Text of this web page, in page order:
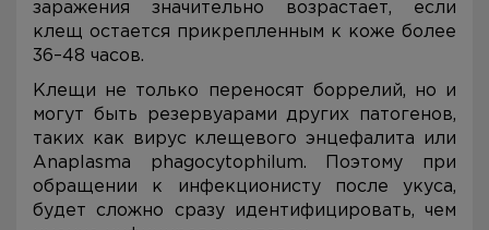
заражения значительно возрастает, если
клещ остается прикрепленным к коже более
36–48 часов.
Клещи не только переносят боррелий, но и
могут быть резервуарами других патогенов,
таких как вирус клещевого энцефалита или
Anaplasma phagocytophilum. Поэтому при
обращении к инфекционисту после укуса,
будет сложно сразу идентифицировать, чем